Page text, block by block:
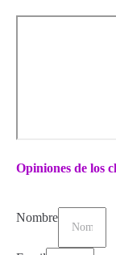
Opiniones de los
Nombre